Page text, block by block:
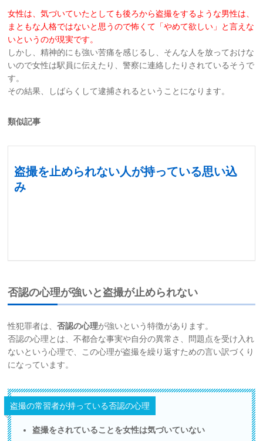
女性は、気づいていたとしても後ろから盗撮をするような男性は、
まともな人格ではないと思うので怖くて「やめて欲しい」と言えな
いというのが現実です。
しかし、精神的にも強い苦痛を感じるし、そんな人を放っておけな
いので女性は駅員に伝えたり、警察に連絡したりされているそうで
す。
その結果、しばらくして逮捕されるということになります。
類似記事
盗撮を止められない人が持っている思い込
み
否認の心理が強いと盗撮が止められない
性犯罪者は、否認の心理が強いという特徴があります。
否認の心理とは、不都合な事実や自分の異常さ、問題点を受け入れ
ないという心理で、この心理が盗撮を繰り返すための言い訳づくり
になっています。
盗撮の常習者が持っている否認の心理
盗撮をされていることを女性は気づいていない